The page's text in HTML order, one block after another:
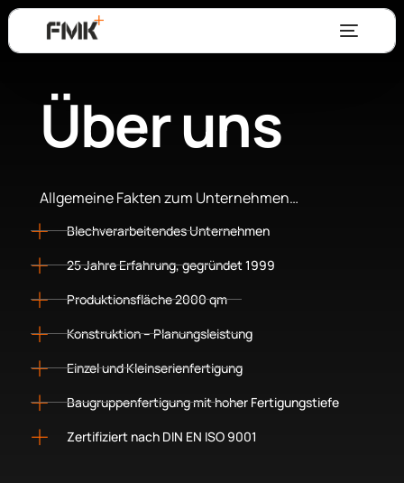
Über uns
Allgemeine Fakten zum Unternehmen…
Blechverarbeitendes Unternehmen
25 Jahre Erfahrung, gegründet 1999
Produktionsfläche 2000 qm
Konstruktion – Planungsleistung
Einzel und Kleinserien­fertigung
Baugruppenfertigung mit hoher Fertigungstiefe
Zertifiziert nach DIN EN ISO 9001